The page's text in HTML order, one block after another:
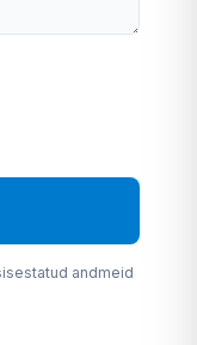
andmeid